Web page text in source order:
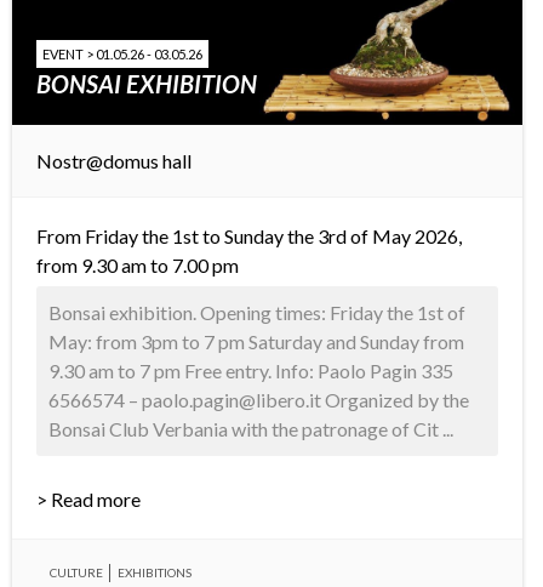
EVENT > 01.05.26 - 03.05.26
BONSAI EXHIBITION
Nostr@domus hall
From Friday the 1st to Sunday the 3rd of May 2026,
from 9.30 am to 7.00 pm
Bonsai exhibition. Opening times: Friday the 1st of
May: from 3pm to 7 pm Saturday and Sunday from
9.30 am to 7 pm Free entry. Info: Paolo Pagin 335
6566574 – paolo.pagin@libero.it Organized by the
Bonsai Club Verbania with the patronage of Cit ...
> Read more
CULTURE EXHIBITIONS